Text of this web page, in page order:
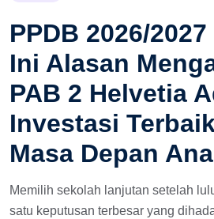
PPDB 2026/
Ini Alasan
PAB 2 Helvetia
Investasi
Masa Depan
Memilih sekolah lanjutan setelah
satu keputusan terbesar yang